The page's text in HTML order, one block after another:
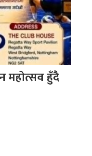
महोत्सव हुँदै